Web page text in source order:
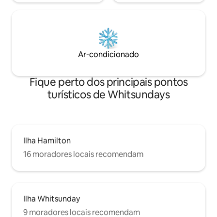
Ar-condicionado
Fique perto dos principais pontos
turísticos de Whitsundays
Ilha Hamilton
16 moradores locais recomendam
Ilha Whitsunday
9 moradores locais recomendam